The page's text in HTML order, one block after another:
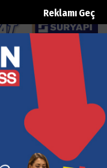
Reklamı Geç